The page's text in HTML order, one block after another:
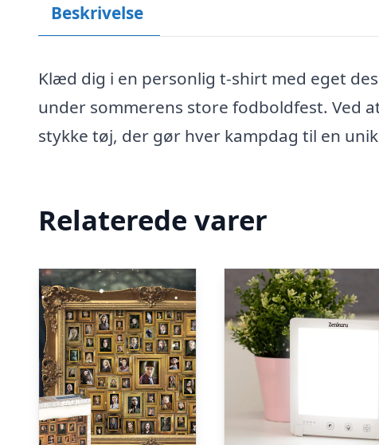
Beskrivelse
Klæd dig i en personlig t-shirt med eget
under sommerens store fodboldfest. Ved
stykke tøj, der gør hver kampdag til en
Relaterede varer